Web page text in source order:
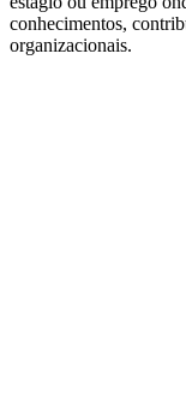
conhecimentos,
organizacionais.